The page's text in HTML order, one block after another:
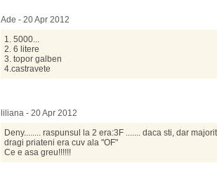
Ade - 20 Apr 2012
1. 5000...
2. 6 litere
3. topor galben
4.castravete
liliana - 20 Apr 2012
Deny........ raspunsul la 2 era:3F ....... daca sti, dar
dragi priateni era cuv ala "OF"
Ce e asa greu!!!!!!